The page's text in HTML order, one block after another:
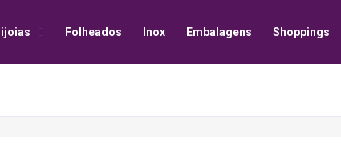
Folheados Inox Embalagens Shoppings